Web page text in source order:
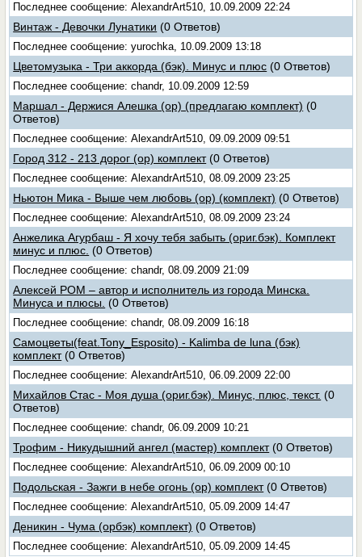
Последнее сообщение: AlexandrArt510, 10.09.2009 22:24
Винтаж - Девочки Лунатики (0 Ответов)
Последнее сообщение: yurochka, 10.09.2009 13:18
Цветомузыка - Три аккорда (бэк). Минус и плюс (0 Ответов)
Последнее сообщение: chandr, 10.09.2009 12:59
Маршал - Держися Алешка (ор) (предлагаю комплект) (0
Ответов)
Последнее сообщение: AlexandrArt510, 09.09.2009 09:51
Город 312 - 213 дорог (ор) комплект (0 Ответов)
Последнее сообщение: AlexandrArt510, 08.09.2009 23:25
Ньютон Мика - Выше чем любовь (ор) (комплект) (0 Ответов)
Последнее сообщение: AlexandrArt510, 08.09.2009 23:24
Анжелика Агурбаш - Я хочу тебя забыть (ориг.бэк). Комплект
минус и плюс. (0 Ответов)
Последнее сообщение: chandr, 08.09.2009 21:09
Алексей РОМ – автор и исполнитель из города Минска.
Минуса и плюсы. (0 Ответов)
Последнее сообщение: chandr, 08.09.2009 16:18
Самоцветы(feat.Tony_Esposito) - Kalimba de luna (бэк)
комплект (0 Ответов)
Последнее сообщение: AlexandrArt510, 06.09.2009 22:00
Михайлов Стас - Моя душа (ориг.бэк). Минус, плюс, текст. (0
Ответов)
Последнее сообщение: chandr, 06.09.2009 10:21
Трофим - Никудышний ангел (мастер) комплект (0 Ответов)
Последнее сообщение: AlexandrArt510, 06.09.2009 00:10
Подольская - Зажги в небе огонь (ор) комплект (0 Ответов)
Последнее сообщение: AlexandrArt510, 05.09.2009 14:47
Деникин - Чума (орбэк) комплект) (0 Ответов)
Последнее сообщение: AlexandrArt510, 05.09.2009 14:45